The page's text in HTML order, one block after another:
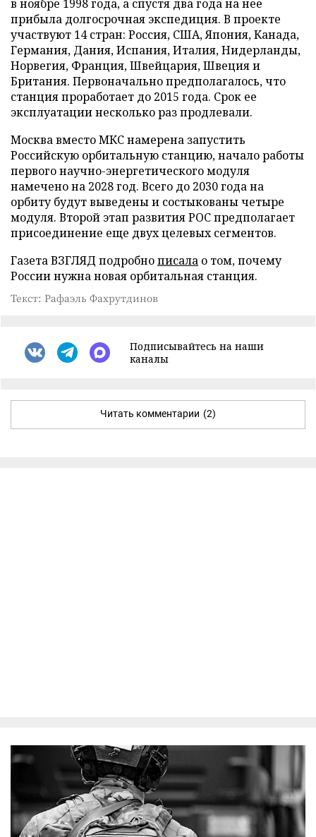
в ноябре 1998 года, а спустя два года на нее
прибыла долгосрочная экспедиция. В проекте
участвуют 14 стран: Россия, США, Япония, Канада,
Германия, Дания, Испания, Италия, Нидерланды,
Норвегия, Франция, Швейцария, Швеция и
Британия. Первоначально предполагалось, что
станция проработает до 2015 года. Срок ее
эксплуатации несколько раз продлевали.
Москва вместо МКС намерена запустить
Российскую орбитальную станцию, начало работы
первого научно-энергетического модуля
намечено на 2028 год. Всего до 2030 года на
орбиту будут выведены и состыкованы четыре
модуля. Второй этап развития РОС предполагает
присоединение еще двух целевых сегментов.
Газета ВЗГЛЯД подробнописала о том, почему
России нужна новая орбитальная станция.
Текст: Рафаэль Фахрутдинов
Подписывайтесь на наши
каналы
Читать комментарии (2)